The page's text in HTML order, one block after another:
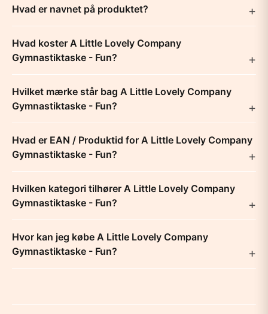
Hvad er navnet på produktet?
Hvad koster A Little Lovely Company
Gymnastiktaske - Fun?
Hvilket mærke står bag A Little Lovely Company
Gymnastiktaske - Fun?
Hvad er EAN / Produktid for A Little Lovely Company
Gymnastiktaske - Fun?
Hvilken kategori tilhører A Little Lovely Company
Gymnastiktaske - Fun?
Hvor kan jeg købe A Little Lovely Company
Gymnastiktaske - Fun?